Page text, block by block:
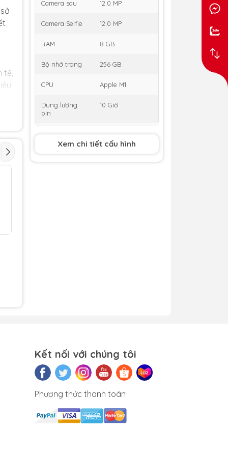
Camera sau 12.0 MP
Camera Selfie 12.0 MP
RAM 8 GB
Bộ nhớ trong 256 GB
CPU Apple M1
Dung lượng
pin
10 Giờ
Thời gian ra
8/03/2022
h5
Xem chi tiết cấu hình
tế,
Kết nối với chúng tôi
Phương thức thanh toán